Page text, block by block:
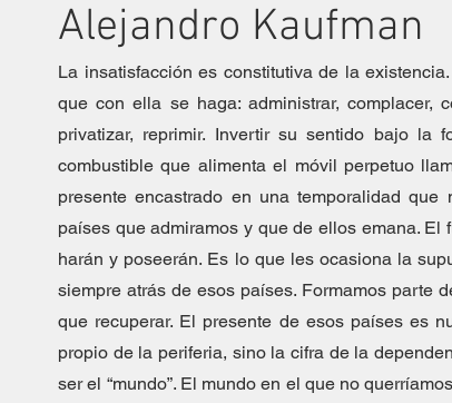
transfeminismos clínicas transfeminismos
ensayísticas literarias crueldades
eróticas lúdicas dossier hastíos
Alejandro Kaufman
La insatisfacción es constitutiva de la
que con ella se haga: administrar, complacer,
privatizar, reprimir. Invertir su sentido bajo la
combustible que alimenta el móvil perpetuo
presente encastrado en una temporalidad
países que admiramos y que de ellos emana.
harán y poseerán. Es lo que les ocasiona la
siempre atrás de esos países. Formamos parte
que recuperar. El presente de esos países es
propio de la periferia, sino la cifra de la
ser el “mundo”. El mundo en el que no